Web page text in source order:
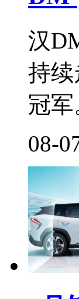
汉
持
冠军
08-